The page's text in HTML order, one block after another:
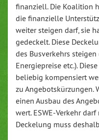
finanziell. Die Koalition
die finanzielle
weiter steigen darf, sie
gedeckelt. Diese
des Busverkehrs
Energiepreise etc.).
beliebig kompensiert
zu Angebotskürzungen.
einen Ausbau des
wert. ESWE-Verkehr
Deckelung muss